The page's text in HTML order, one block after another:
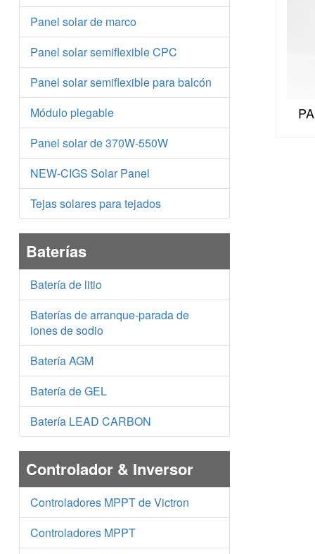
Panel solar de marco
Panel solar semiflexible CPC
Panel solar semiflexible para balcón
Módulo plegable
Panel solar de 370W-550W
NEW-CIGS Solar Panel
Tejas solares para tejados
Baterías
Batería de litio
Baterías de arranque-parada de
iones de sodio
Batería AGM
Batería de GEL
Batería LEAD CARBON
Controlador & Inversor
Controladores MPPT de Victron
Controladores MPPT